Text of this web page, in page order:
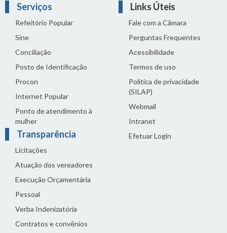
Serviços
Refeitório Popular
Sine
Conciliação
Posto de Identificação
Procon
Internet Popular
Ponto de atendimento à
mulher
Transparência
Licitações
Atuação dos vereadores
Execução Orçamentária
Pessoal
Verba Indenizatória
Contratos e convênios
Links Úteis
Fale com a Câmara
Perguntas Frequentes
Acessibilidade
Termos de uso
Política de privacidade
(SILAP)
Webmail
Intranet
Efetuar Login